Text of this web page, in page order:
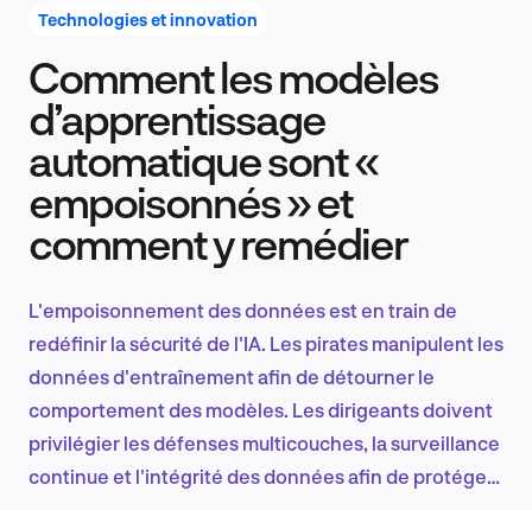
Recherche et conception produit
Tendances sectorielles
FR
Technologies et innovation
Comment les modèles
d’apprentissage
automatique sont «
empoisonnés » et
comment y remédier
L'empoisonnement des données est en train de
redéfinir la sécurité de l'IA. Les pirates manipulent les
données d'entraînement afin de détourner le
comportement des modèles. Les dirigeants doivent
privilégier les défenses multicouches, la surveillance
continue et l'intégrité des données afin de protéger